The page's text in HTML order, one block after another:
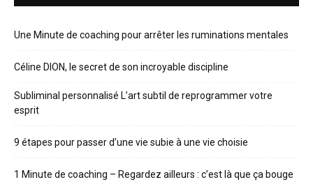
Une Minute de coaching pour arrêter les ruminations mentales
Céline DION, le secret de son incroyable discipline
Subliminal personnalisé L’art subtil de reprogrammer votre
esprit
9 étapes pour passer d’une vie subie à une vie choisie
1 Minute de coaching – Regardez ailleurs : c’est là que ça bouge